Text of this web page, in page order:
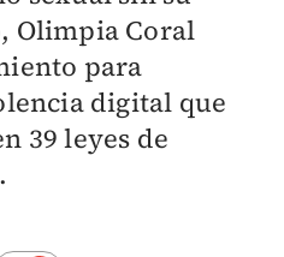
Olimpia Coral
para
digital que
39 leyes de